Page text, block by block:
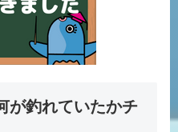
が釣れていたかチ